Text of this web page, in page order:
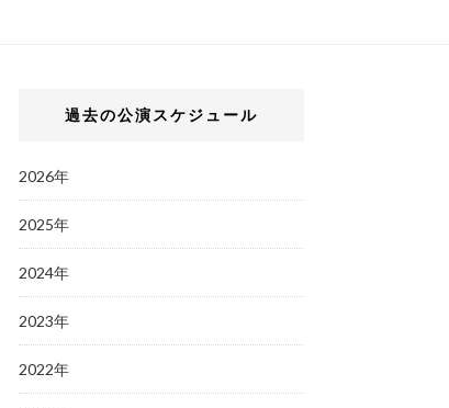
過去の公演スケジュール
2026年
2025年
2024年
2023年
2022年